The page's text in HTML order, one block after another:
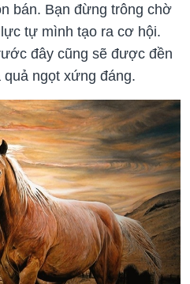
bán. Bạn đừng trông chờ
tự mình tạo ra cơ hội.
đây cũng sẽ được đền
ngọt xứng đáng.